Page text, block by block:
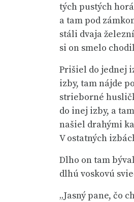
tých pustých
a tam pod
stáli dvaja
si on smelo
Prišiel do jednej
izby, tam nájde
strieborné
do inej izby, a
našiel drahými
V ostatných
Dlho on tam
dlhú voskovú
„Jasný pane, čo